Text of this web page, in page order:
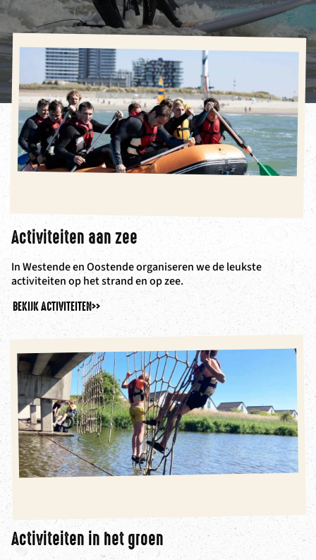
Activiteiten aan zee
In Westende en Oostende organiseren we de leukste
activiteiten op het strand en op zee.
BEKIJK ACTIVITEITEN>>
Activiteiten in het groen